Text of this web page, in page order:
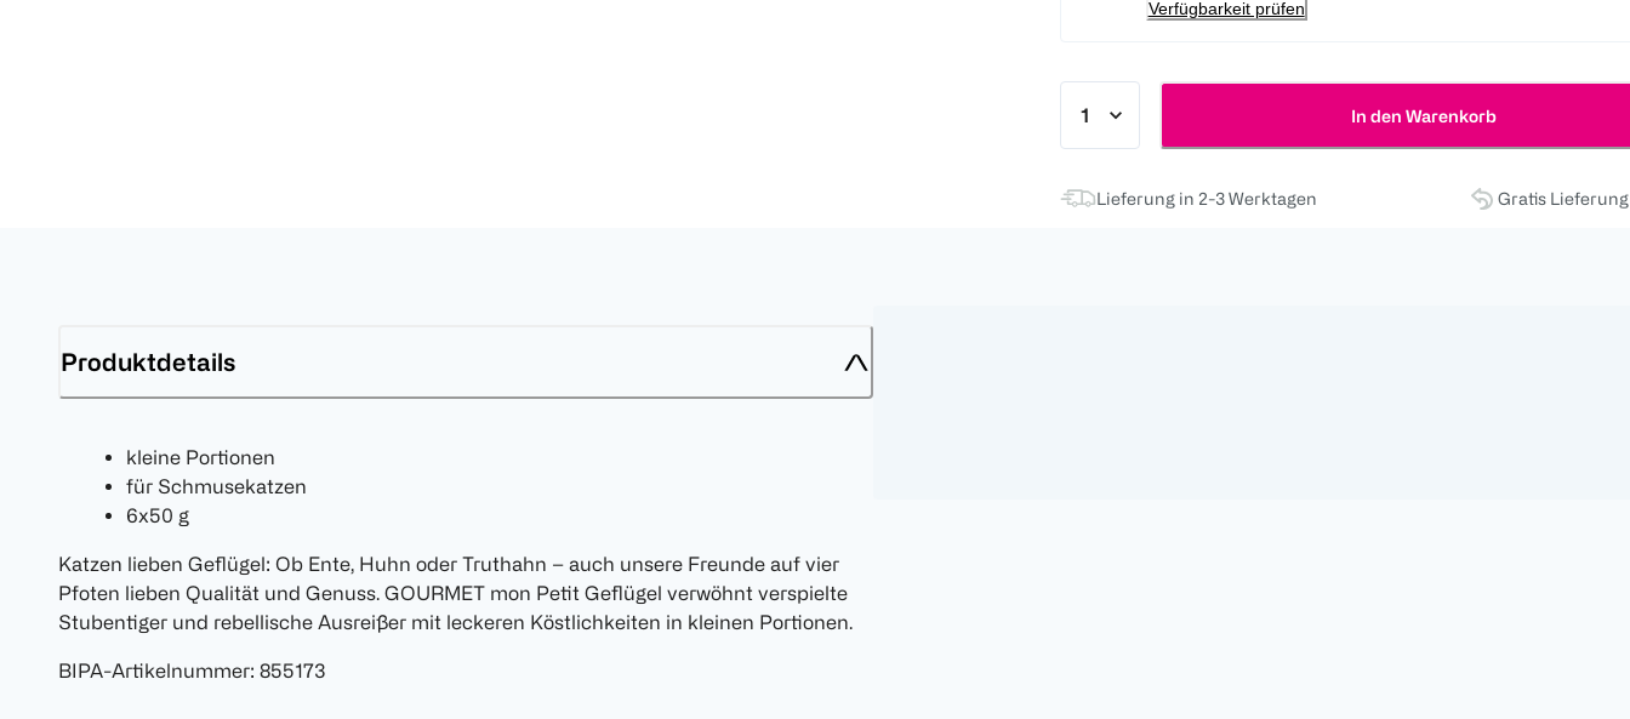
Verfügbarkeit prüfen
In den Warenkorb
Lieferung in 2-3 Werktagen Gratis
Produktdetails
kleine Portionen
für Schmusekatzen
6x50 g
Katzen lieben Geflügel: Ob Ente, Huhn oder Truthahn – auch unsere Freunde auf vier
Pfoten lieben Qualität und Genuss. GOURMET mon Petit Geflügel verwöhnt verspielte
Stubentiger und rebellische Ausreißer mit leckeren Köstlichkeiten in kleinen Portionen.
BIPA-Artikelnummer: 855173